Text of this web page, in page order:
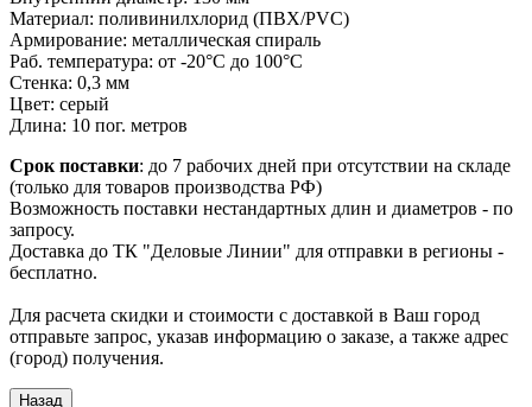
Материал: поливинилхлорид (ПВХ/PVC)
Армирование: металлическая спираль
Раб. температура: от -20°С до 100°С
Стенка: 0,3 мм
Цвет: серый
Длина: 10 пог. метров
Срок поставки: до 7 рабочих дней при отсутствии на складе
(только для товаров производства РФ)
Возможность поставки нестандартных длин и диаметров - по
запросу.
Доставка до ТК "Деловые Линии" для отправки в регионы -
бесплатно.
Для расчета скидки и стоимости с доставкой в Ваш город
отправьте запрос, указав информацию о заказе, а также адрес
(город) получения.